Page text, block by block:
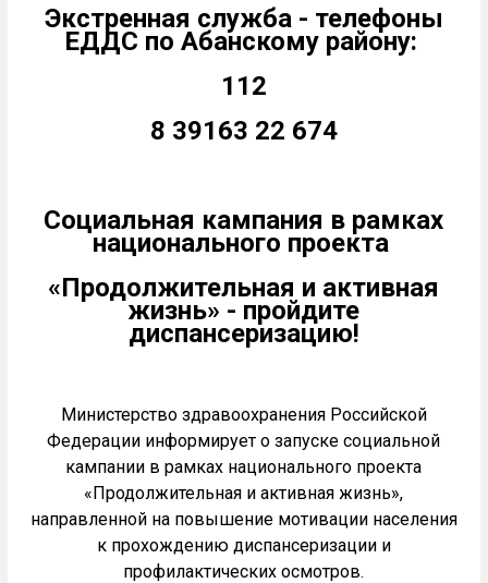
Экстренная служба - телефоны
ЕДДС по Абанскому району:
112
8 39163 22 674
Социальная кампания в рамках
национального проекта
«Продолжительная и активная
жизнь» - пройдите
диспансеризацию!
Министерство здравоохранения Российской
Федерации информирует о запуске социальной
кампании в рамках национального проекта
«Продолжительная и активная жизнь»,
направленной на повышение мотивации населения
к прохождению диспансеризации и
профилактических осмотров.